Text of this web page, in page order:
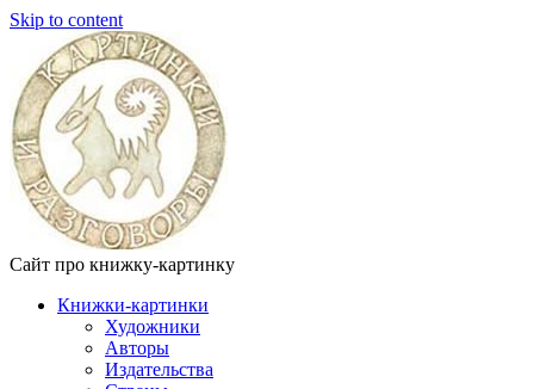
Skip to content
Сайт про книжку-картинку
Книжки-картинки
Художники
Авторы
Издательства